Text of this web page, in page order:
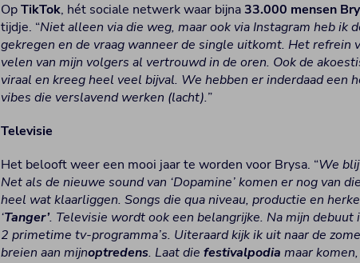
OpTikTok, hét sociale netwerk waar bijna33.000 mensen
tijdje. “Niet alleen via die weg, maar ook via Instagram heb ik
gekregen en de vraag wanneer de single uitkomt. Het refrein
velen van mijn volgers al vertrouwd in de oren. Ook de
viraal en kreeg heel veel bijval. We hebben er inderdaad een
vibes die verslavend werken (lacht).”
Televisie
Het belooft weer een mooi jaar te worden voor Brysa. “We
Net als de nieuwe sound van ‘Dopamine’ komen er nog van
heel wat klaarliggen. Songs die qua niveau, productie en
‘Tanger’. Televisie wordt ook een belangrijke. Na mijn debuut
2 primetime tv-programma’s. Uiteraard kijk ik uit naar de
breien aan mijnoptredens. Laat diefestivalpodia maar